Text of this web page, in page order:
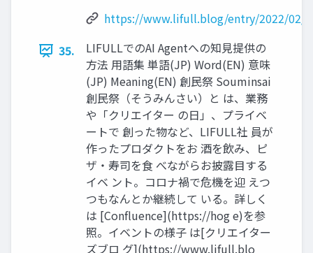
https://www.lifull.blog/entry/2022/02/
35.
LIFULLでのAI Agentへの知⾒提供の
⽅法 ⽤語集 単語(JP) Word(EN) 意味
(JP) Meaning(EN) 創⺠祭 Souminsai
創⺠祭（そうみんさい）と は、業務
や「クリエイター の⽇」、プライベ
ートで 創った物など、LIFULL社 員が
作ったプロダクトをお 酒を飲み、ピ
ザ‧寿司を⾷ べながらお披露⽬する
イベ ント。コロナ禍で危機を迎 えつ
つもなんとか継続して いる。詳しく
は [Conﬂuence](https://hog e)を参
照。イベントの様⼦ は[クリエイター
ズブロ グ](https://www.lifull.blo